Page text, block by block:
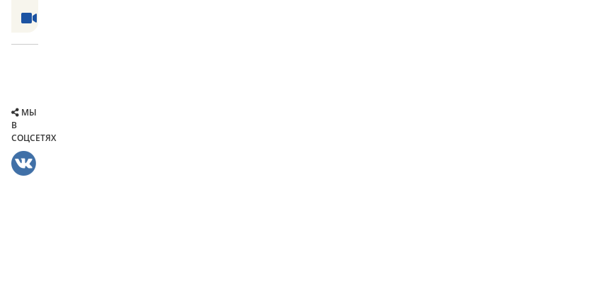
МЫ
В
СОЦСЕТЯХ